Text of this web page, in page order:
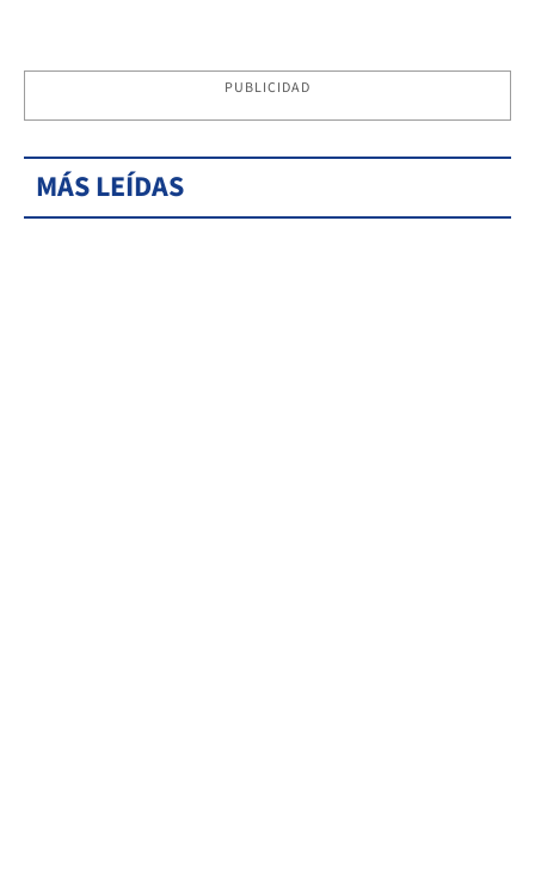
PUBLICIDAD
MÁS LEÍDAS